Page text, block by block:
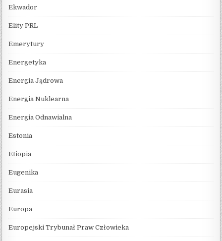
Ekwador
Elity PRL
Emerytury
Energetyka
Energia Jądrowa
Energia Nuklearna
Energia Odnawialna
Estonia
Etiopia
Eugenika
Eurasia
Europa
Europejski Trybunał Praw Człowieka